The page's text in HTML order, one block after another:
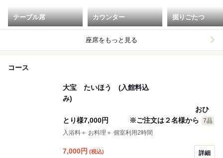
テーブル席 カウンター 掘りごたつ
座席をもっと見る
コース
大宝 たいほう (入館料込
み)
おひ
とり様7,000円 ※ご注文は２名様から
7品
入浴料＋ お料理＋ 個室利用2時間
7,000円 (税込) 詳細